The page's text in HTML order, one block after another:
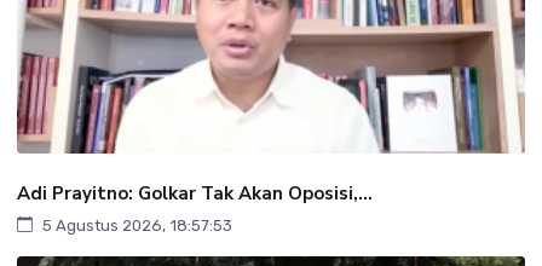
Adi Prayitno: Golkar Tak Akan Oposisi,...
5 Agustus 2026, 18:57:53